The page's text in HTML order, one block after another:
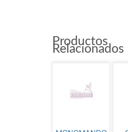
Productos
Relacionados